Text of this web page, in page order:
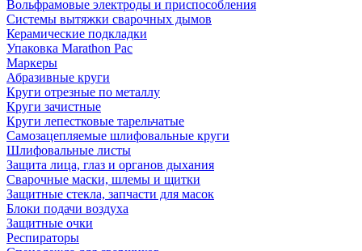
Вольфрамовые электроды и приспособления
Системы вытяжки сварочных дымов
Керамические подкладки
Упаковка Marathon Pac
Маркеры
Абразивные круги
Круги отрезные по металлу
Круги зачистные
Круги лепестковые тарельчатые
Самозацепляемые шлифовальные круги
Шлифовальные листы
Защита лица, глаз и органов дыхания
Сварочные маски, шлемы и щитки
Защитные стекла, запчасти для масок
Блоки подачи воздуха
Защитные очки
Респираторы